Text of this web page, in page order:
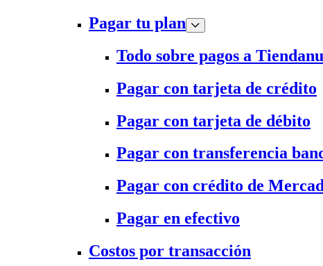
Pagar tu plan
Todo sobre pagos a
Pagar con tarjeta de crédito
Pagar con tarjeta de débito
Pagar con transferencia
Pagar con crédito de
Pagar en efectivo
Costos por transacción